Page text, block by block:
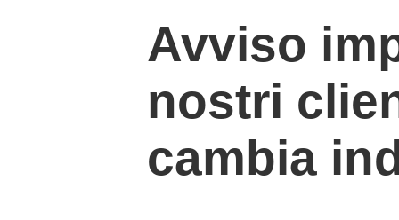
Avviso
nostri
cambia